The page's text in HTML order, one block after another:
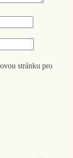
stránku pro